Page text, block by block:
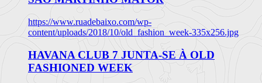
https://www.ruadebaixo.com/wp-
content/uploads/2018/10/old_fashion_week-335x256.jpg
HAVANA CLUB 7 JUNTA-SE À OLD
FASHIONED WEEK